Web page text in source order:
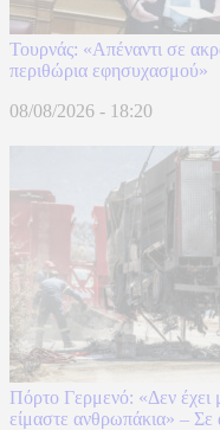
Τουρνάς: «Απέναντι σε
περιθώρια εφησυχασμού»
08/08/2026 - 18:20
Πόρτο Γερμενό: «Δεν έχει
είμαστε ανθρωπάκια» –